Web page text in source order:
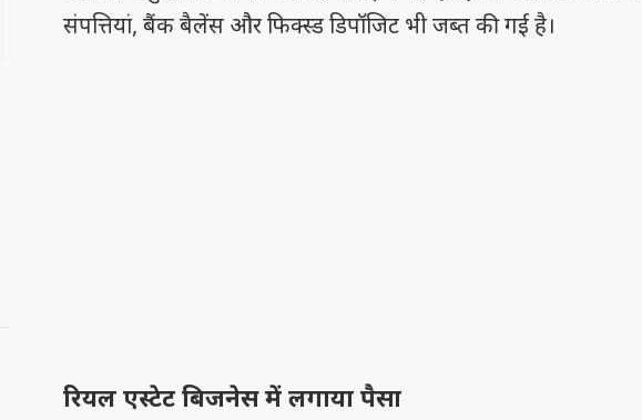
संपत्तियां, बैंक बैलेंस और फिक्स्ड डिपॉजिट भी जब्त की गई है।
रियल एस्टेट बिजनेस में लगाया पैसा